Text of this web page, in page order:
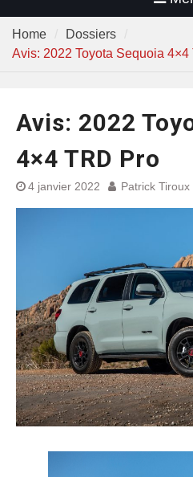
Home
Dossiers
Avis: 2022 Toyota Sequoia 4×4
Avis: 2022
4×4 TRD Pro
4 janvier 2022 Patrick Tiroux